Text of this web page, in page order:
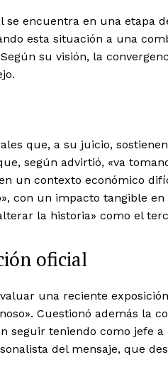
se encuentra en una etapa
esta situación a una
su visión, la
que, a su juicio,
según advirtió, «va
un contexto económico
con un impacto tangible
la historia» como el
oficial
una reciente
Cuestionó además la
seguir teniendo como jefe a
del mensaje, que